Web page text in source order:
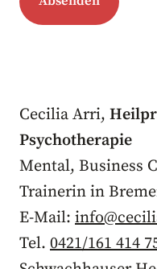
Cecilia Arri,
Psychotherapie
Mental, Business
Trainerin in
E-Mail:
Tel. 0421/161 414